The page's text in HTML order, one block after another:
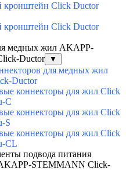
Click Ductor
Click Ductor
медных жил AKAPP-
Ductor
▼
для медных жил
Ductor
коннекторы для жил Click
C
коннекторы для жил Click
S
коннекторы для жил Click
CL
подвода питания
STEMMANN Click-